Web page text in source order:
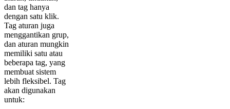
dan tag hanya
dengan satu klik.
Tag aturan juga
menggantikan grup,
dan aturan mungkin
memiliki satu atau
beberapa tag, yang
membuat sistem
lebih fleksibel. Tag
akan digunakan
untuk: